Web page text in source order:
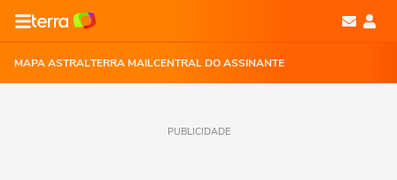
MAPA ASTRALTERRA MAILCENTRAL DO ASSINANTE
PUBLICIDADE